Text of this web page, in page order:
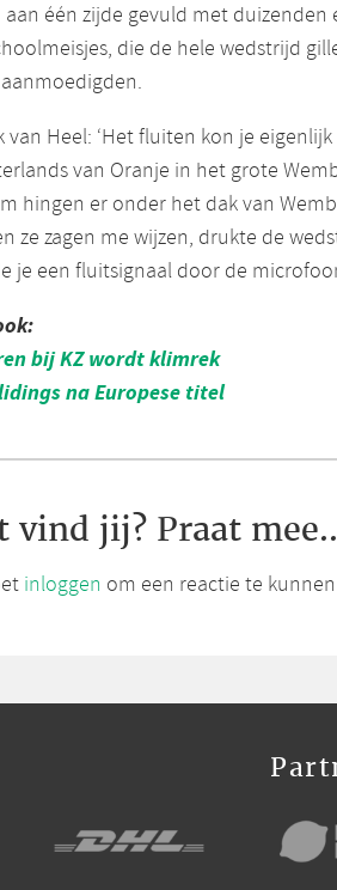
één zijde gevuld met duizenden
die de hele wedstrijd
van Heel: ‘Het fluiten kon je
van Oranje in het grote
hingen er onder het dak van
ze zagen me wijzen, drukte de
je een fluitsignaal door de
bij KZ wordt klimrek
na Europese titel
vind jij? Praat
inloggen om een reactie te